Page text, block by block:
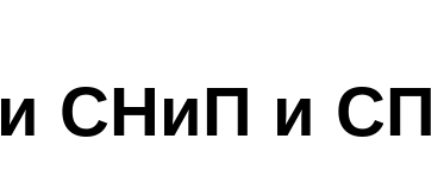
СНиП и СП